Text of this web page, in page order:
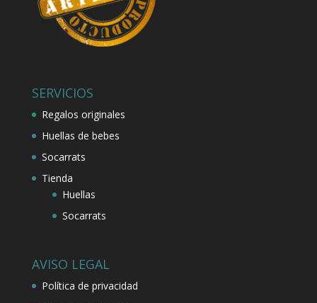
SERVICIOS
Regalos originales
Huellas de bebes
Socarrats
Tienda
Huellas
Socarrats
AVISO LEGAL
Política de privacidad